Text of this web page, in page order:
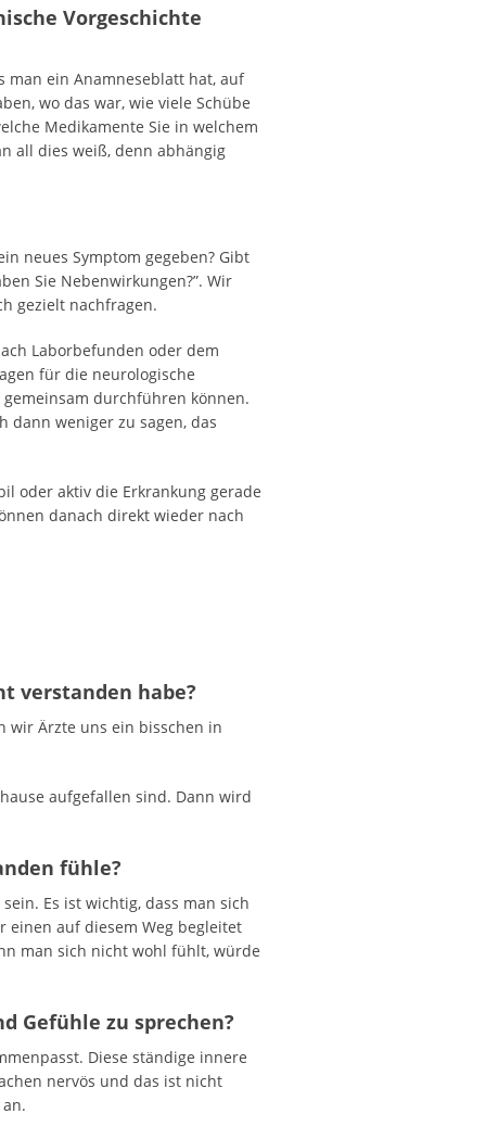
Vorgeschichte
man ein Anamneseblatt hat, auf
wo das war, wie viele Schübe
Medikamente Sie in welchem
all dies weiß, denn abhängig
neues Symptom gegeben? Gibt
Sie Nebenwirkungen?”. Wir
gezielt nachfragen.
Laborbefunden oder dem
für die neurologische
durchführen können.
dann weniger zu sagen, das
oder aktiv die Erkrankung gerade
danach direkt wieder nach
verstanden habe?
wir Ärzte uns ein bisschen in
aufgefallen sind. Dann wird
fühle?
Es ist wichtig, dass man sich
einen auf diesem Weg begleitet
man sich nicht wohl fühlt, würde
Gefühle zu sprechen?
Diese ständige innere
nervös und das ist nicht